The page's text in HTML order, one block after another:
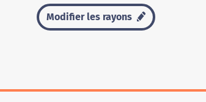
Modifier les rayons